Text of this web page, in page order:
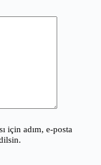
için adım, e-posta